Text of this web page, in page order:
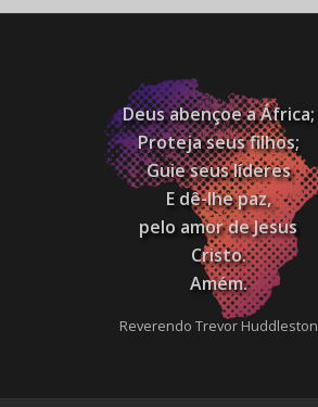
Deus abençoe a África;
Proteja seus filhos;
Guie seus líderes
E dê-lhe paz,
pelo amor de Jesus
Cristo.
Amém.
Reverendo Trevor Huddleston